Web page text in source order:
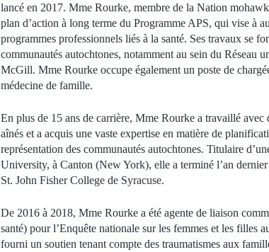
lancé en 2017. Mme Rourke, membre de la Nation
plan d’action à long terme du Programme APS, qui vise à
programmes professionnels liés à la santé. Ses travaux se
communautés autochtones, notamment au sein du Réseau
McGill. Mme Rourke occupe également un poste de
médecine de famille.
En plus de 15 ans de carrière, Mme Rourke a travaillé avec
aînés et a acquis une vaste expertise en matière de
représentation des communautés autochtones. Titulaire
University, à Canton (New York), elle a terminé l’an
St. John Fisher College de Syracuse.
De 2016 à 2018, Mme Rourke a été agente de liaison
santé) pour l’Enquête nationale sur les femmes et les filles
fourni un soutien tenant compte des traumatismes aux